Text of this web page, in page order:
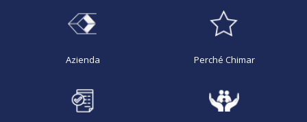
Azienda Perché Chimar